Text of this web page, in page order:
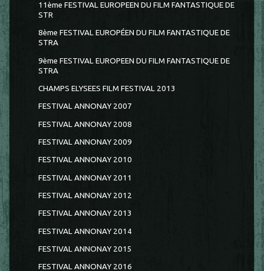
11ème FESTIVAL EUROPEEN DU FILM FANTASTIQUE DE
STR
8ème FESTIVAL EUROPÉEN DU FILM FANTASTIQUE DE
STRA
9ème FESTIVAL EUROPEEN DU FILM FANTASTIQUE DE
STRA
CHAMPS ELYSEES FILM FESTIVAL 2013
FESTIVAL ANNONAY 2007
FESTIVAL ANNONAY 2008
FESTIVAL ANNONAY 2009
FESTIVAL ANNONAY 2010
FESTIVAL ANNONAY 2011
FESTIVAL ANNONAY 2012
FESTIVAL ANNONAY 2013
FESTIVAL ANNONAY 2014
FESTIVAL ANNONAY 2015
FESTIVAL ANNONAY 2016